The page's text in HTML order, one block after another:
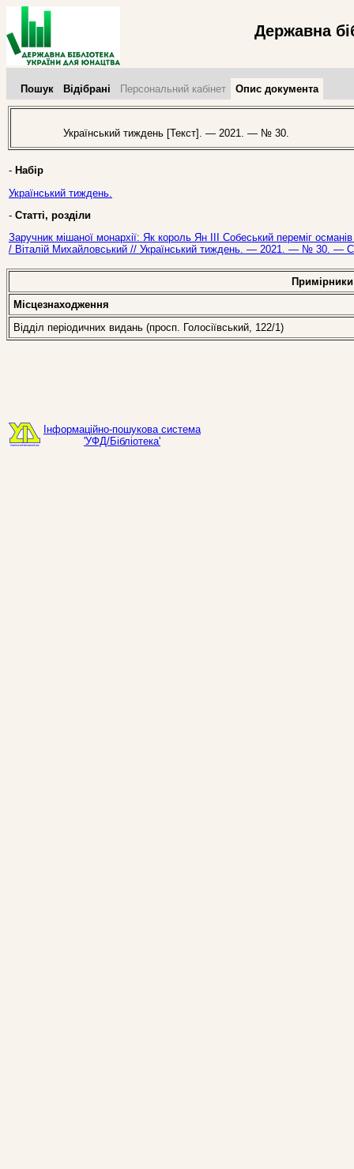
Державна
Пошук Відібрані Персональний кабінет Опис документа
Український тиждень [Текст]. — 2021. — № 30.
- Набір
Український тиждень.
- Статті, розділи
Заручник мішаної монархії: Як король Ян ІІІ Собеський переміг
/ Віталій Михайловський // Український тиждень. — 2021. — № 30. —
Примірники
Місцезнаходження
Відділ періодичних видань (просп. Голосіївський, 122/1)
Інформаційно-пошукова система
'УФД/Бібліотека'